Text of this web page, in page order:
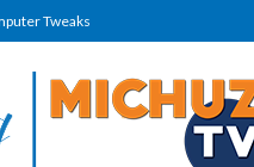
Tweaks